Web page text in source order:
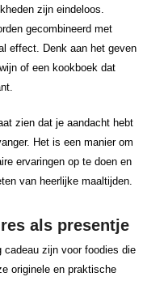
zijn eindeloos.
gecombineerd met
effect. Denk aan het geven
of een kookboek dat
zien dat je aandacht hebt
Het is een manier om
ervaringen op te doen en
van heerlijke maaltijden.
als presentje
cadeau zijn voor foodies die
originele en praktische